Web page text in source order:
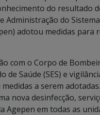
do resultado
Administração do Sistema
adotou medidas para
com o Corpo de
de Saúde (SES) e
a serem
nova desinfecção,
Agepen em todas as